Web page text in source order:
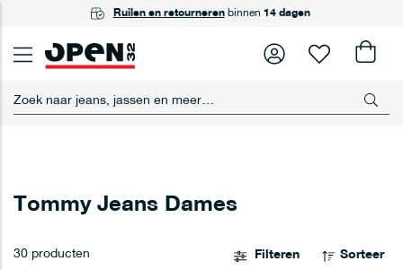
GRATIS ophalen in één van onze winkels
Ruilen en retourneren binnen 14 dagen
Achteraf betalen met Riverty
Tommy Jeans Dames
Sorteer
Filteren
30 producten